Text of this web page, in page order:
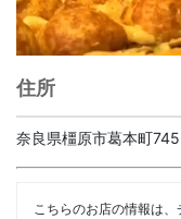
住所
奈良県橿原市葛本町
こちらのお店の情報は